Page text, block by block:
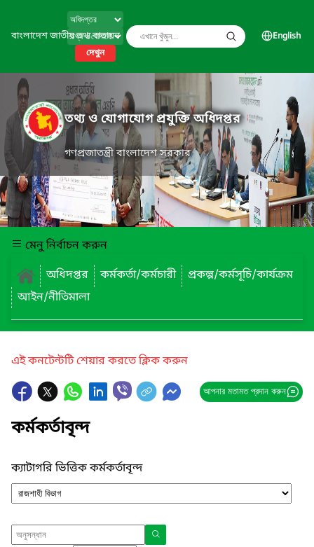
বাংলাদেশ জাতীয় তথ্য বাতায়ন
দেখুন
English
তথ্য ও যোগাযোগ প্রযুক্তি অধিদপ্তর
গণপ্রজাতন্ত্রী বাংলাদেশ সরকার
মেনু নির্বাচন করুন
অধিদপ্তর
কর্মকর্তা/কর্মচারী
প্রকল্প/কর্মসূচি/কার্যক্রম
আইন/নীতিমালা
এই কনটেন্টটি শেয়ার করতে ক্লিক করুন
আপনার মতামত প্রদান করুন
কর্মকর্তাবৃন্দ
ক্যাটাগরি ভিত্তিক কর্মকর্তাবৃন্দ